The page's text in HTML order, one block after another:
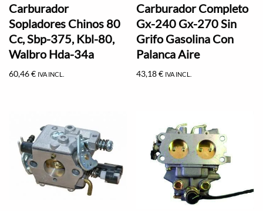
Carburador
Sopladores Chinos 80
Cc, Sbp-375, Kbl-80,
Walbro Hda-34a
60,46€ IVA INCL.
Carburador Completo
Gx-240 Gx-270 Sin
Grifo Gasolina Con
Palanca Aire
43,18€ IVA INCL.